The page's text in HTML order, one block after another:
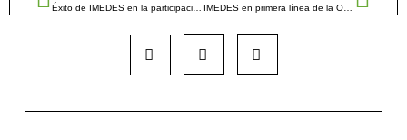
IMEDES en primera línea de la Oficina de la Energía